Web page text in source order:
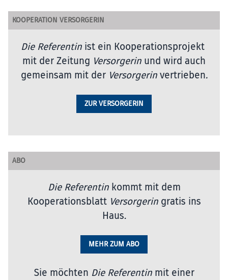
KOOPERATION VERSORGERIN
Die Referentin ist ein Kooperationsprojekt
mit der Zeitung Versorgerin und wird auch
gemeinsam mit der Versorgerinvertrieben.
ZUR VERSORGERIN
ABO
Die Referentinkommt mit dem
Kooperationsblatt Versorgeringratis ins
Haus.
MEHR ZUM ABO
Sie möchten Die Referentinmit einer